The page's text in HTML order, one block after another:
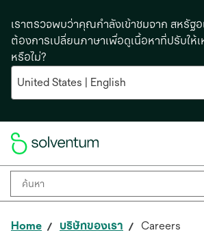
เราตรวจพบว่าคุณกำลังเข้าชมจาก สหรัฐอ
ต้องการเปลี่ยนภาษาเพื่อดูเนื้อหาที่ปรับให้
หรือไม่?
Home บริษัทของเรา Careers